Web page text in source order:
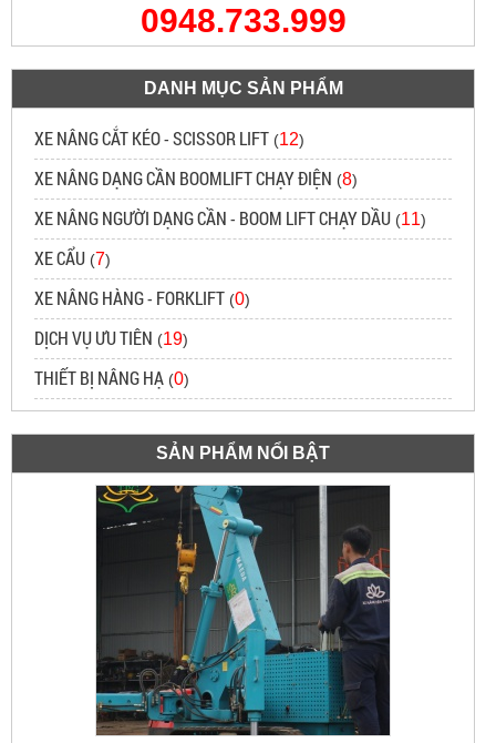
0948.733.999
DANH MỤC SẢN PHẨM
XE NÂNG CẮT KÉO - SCISSOR LIFT (12)
XE NÂNG DẠNG CẦN BOOMLIFT CHẠY ĐIỆN (8)
XE NÂNG NGƯỜI DẠNG CẦN - BOOM LIFT CHẠY DẦU (11)
XE CẨU (7)
XE NÂNG HÀNG - FORKLIFT (0)
DỊCH VỤ ƯU TIÊN (19)
THIẾT BỊ NÂNG HẠ (0)
SẢN PHẨM NỔI BẬT